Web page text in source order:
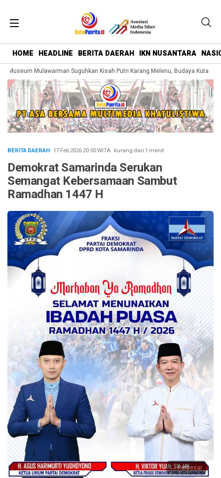
HOME HEADLINE BERITA DAERAH IKN NUSANTARA
Mulawarman Suguhkan Kisah Putri Karang Melenu, Budaya Kutai
BERITA DAERAH· 17 Feb 202620:00WITA· kurang dari 1 menit
Demokrat Samarinda Serukan
Semangat Kebersamaan Sambut
Ramadhan 1447 H
Perbesar